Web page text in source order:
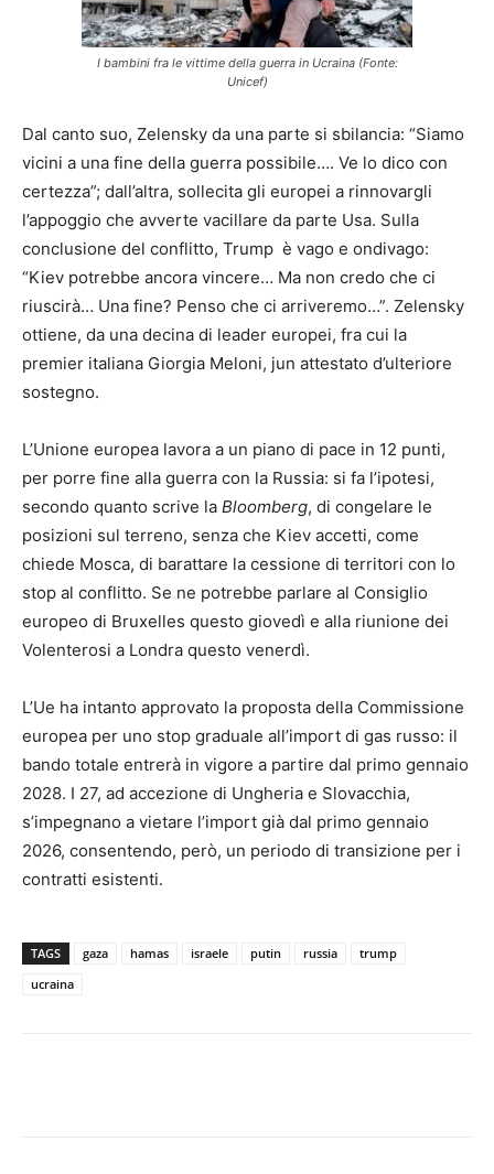
I bambini fra le vittime della guerra in Ucraina (Fonte:
Unicef)
Dal canto suo, Zelensky da una parte si sbilancia: “Siamo
vicini a una fine della guerra possibile…. Ve lo dico con
certezza”; dall’altra, sollecita gli europei a rinnovargli
l’appoggio che avverte vacillare da parte Usa. Sulla
conclusione del conflitto, Trump è vago e ondivago:
“Kiev potrebbe ancora vincere… Ma non credo che ci
riuscirà… Una fine? Penso che ci arriveremo…”. Zelensky
ottiene, da una decina di leader europei, fra cui la
premier italiana Giorgia Meloni, jun attestato d’ulteriore
sostegno.
L’Unione europea lavora a un piano di pace in 12 punti,
per porre fine alla guerra con la Russia: si fa l’ipotesi,
secondo quanto scrive la Bloomberg, di congelare le
posizioni sul terreno, senza che Kiev accetti, come
chiede Mosca, di barattare la cessione di territori con lo
stop al conflitto. Se ne potrebbe parlare al Consiglio
europeo di Bruxelles questo giovedì e alla riunione dei
Volenterosi a Londra questo venerdì.
L’Ue ha intanto approvato la proposta della Commissione
europea per uno stop graduale all’import di gas russo: il
bando totale entrerà in vigore a partire dal primo gennaio
2028. I 27, ad accezione di Ungheria e Slovacchia,
s’impegnano a vietare l’import già dal primo gennaio
2026, consentendo, però, un periodo di transizione per i
contratti esistenti.
TAGS gaza hamas israele putin russia
trump
ucraina